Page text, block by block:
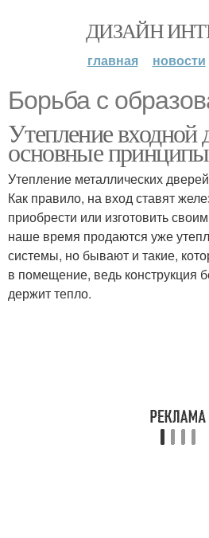
ДИЗАЙН
главная новости
Борьба с
Утепление входной
основные
Утепление металлических дверей
Как правило, на вход ставят
приобрести или изготовить
наше время продаются уже
системы, но бывают и такие,
в помещение, ведь конструкция
держит тепло.